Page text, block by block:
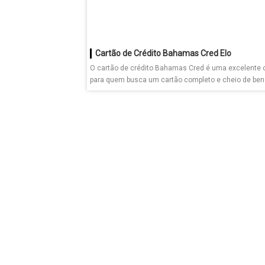
Cartão de Crédito Bahamas Cred Elo
O cartão de crédito Bahamas Cred é uma excelente
para quem busca um cartão completo e cheio de